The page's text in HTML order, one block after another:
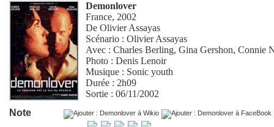
Demonlover
France, 2002
DeOlivier Assayas
Scénario :Olivier Assayas
Avec :Charles Berling,Gina Gershon,Connie
Photo :Denis Lenoir
Musique : Sonic youth
Durée : 2h09
Sortie : 06/11/2002
Note